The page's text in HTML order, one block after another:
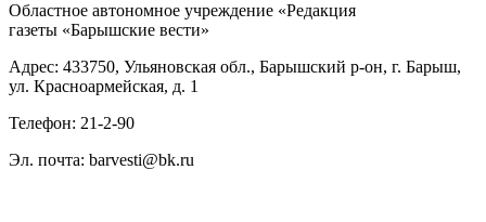
Областное автономное учреждение «Редакция
газеты «Барышские вести»
Адрес: 433750, Ульяновская обл., Барышский р-он, г. Барыш,
ул. Красноармейская, д. 1
Телефон: 21-2-90
Эл. почта: barvesti@bk.ru